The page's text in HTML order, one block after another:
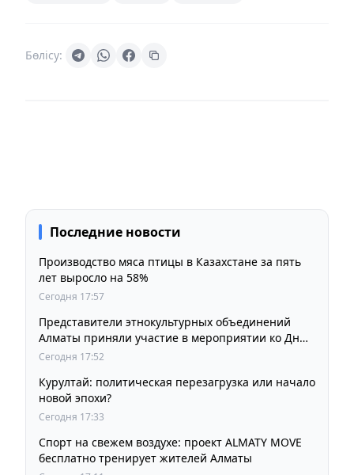
Бөлісу:
Последние новости
Производство мяса птицы в Казахстане за пять
лет выросло на 58%
Сегодня 17:57
Представители этнокультурных объединений
Алматы приняли участие в мероприятии ко Дню
Абая
Сегодня 17:52
Курултай: политическая перезагрузка или начало
новой эпохи?
Сегодня 17:33
Спорт на свежем воздухе: проект ALMATY MOVE
бесплатно тренирует жителей Алматы